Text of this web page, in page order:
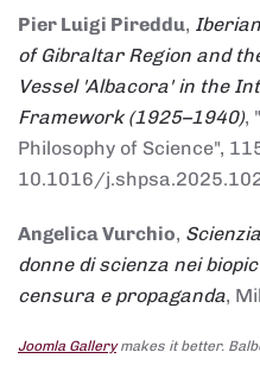
Pier Luigi Pireddu,
of Gibraltar Region and
Vessel 'Albacora' in the
Framework (1925–1940),
Philosophy of Science",
10.1016/
Angelica Vurchio,
donne di scienza nei
censura e propaganda,
Joomla Gallerymakes it better.